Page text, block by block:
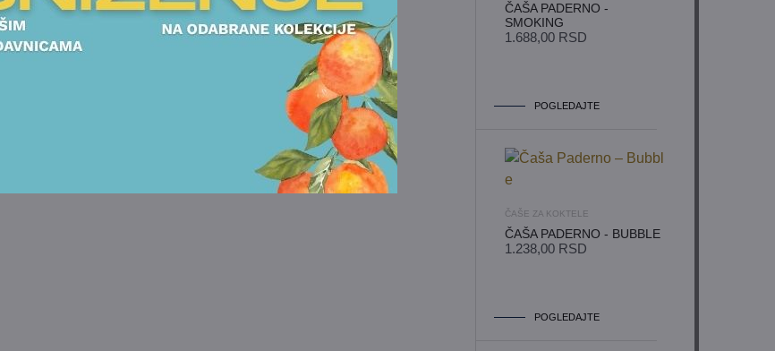
ČAŠA PADERNO -
SMOKING
1.688,00 RSD
POGLEDAJTE
ČAŠE ZA KOKTELE
ČAŠA PADERNO - BUBBLE
1.238,00 RSD
POGLEDAJTE